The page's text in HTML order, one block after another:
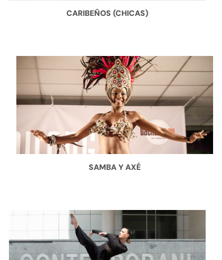
CARIBEÑOS (CHICAS)
SAMBA Y AXÉ